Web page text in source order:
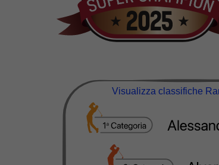
Visualizza classifiche